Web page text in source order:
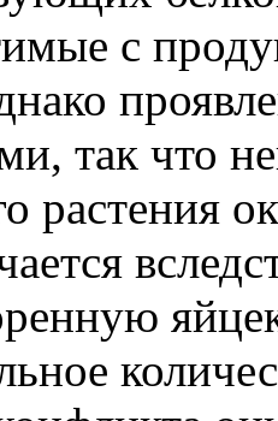
с
так что
растения